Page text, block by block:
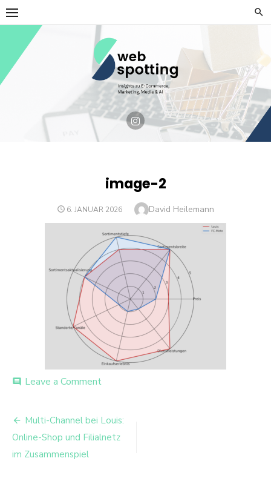
Skip
to
content
image-2
POSTED
6. JANUAR 2026 Author
David Heilemann
comment Leave a Commenton
Beitrags-
Navigation
Multi-Channel bei Louis:
Online-Shop und Filialnetz
im Zusammenspiel